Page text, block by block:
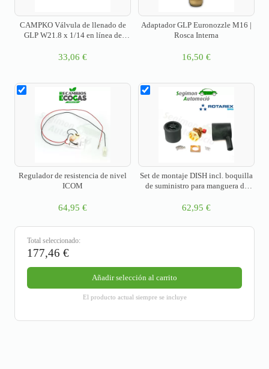
CAMPKO Válvula de llenado de
GLP W21.8 x 1/14 en línea de
33,06 €
Adaptador GLP Euronozzle M16 |
Rosca Interna
16,50 €
Regulador de resistencia de nivel
ICOM
64,95 €
Set de montaje DISH incl. boquilla
de suministro para manguera de
62,95 €
Total seleccionado:
177,46 €
Añadir selección al carrito
El producto actual siempre se incluye